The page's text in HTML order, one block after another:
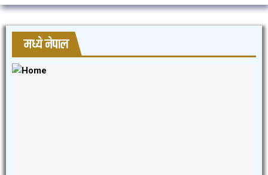
मध्ये नेपाल